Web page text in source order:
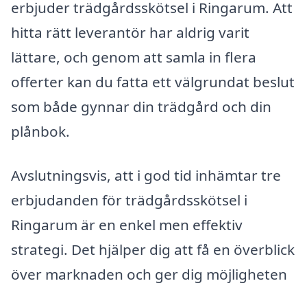
erbjuder trädgårdsskötsel i Ringarum. Att
hitta rätt leverantör har aldrig varit
lättare, och genom att samla in flera
offerter kan du fatta ett välgrundat beslut
som både gynnar din trädgård och din
plånbok.
Avslutningsvis, att i god tid inhämtar tre
erbjudanden för trädgårdsskötsel i
Ringarum är en enkel men effektiv
strategi. Det hjälper dig att få en överblick
över marknaden och ger dig möjligheten